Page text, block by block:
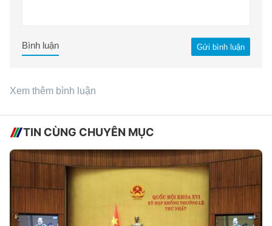
Gửi bình luận
Bình luận
Xem thêm bình luận
TIN CÙNG CHUYÊN MỤC